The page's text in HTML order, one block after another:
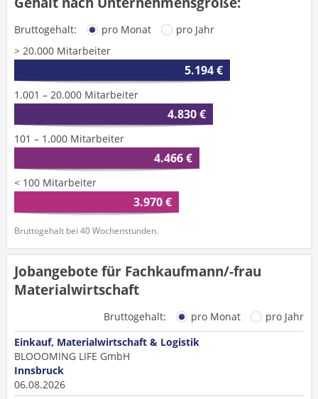
Bruttogehalt: pro Monat
pro Jahr
> 20.000 Mitarbeiter
5.194 €
1.001 – 20.000 Mitarbeiter
4.830 €
101 – 1.000 Mitarbeiter
4.466 €
< 100 Mitarbeiter
3.970 €
Bruttogehalt bei 40 Wochenstunden.
Jobangebote für Fachkaufmann/-frau
Materialwirtschaft
Bruttogehalt: pro Monat
pro Jahr
Einkauf, Materialwirtschaft & Logistik
BLOOOMING LIFE GmbH
Innsbruck
06.08.2026